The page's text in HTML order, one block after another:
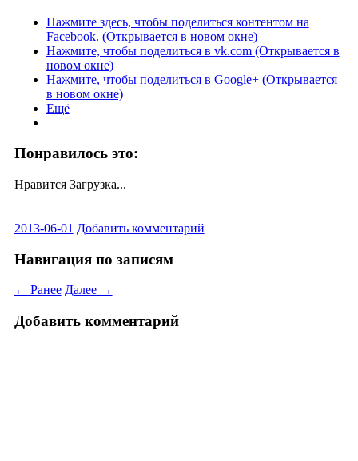
Нажмите здесь, чтобы поделиться контентом на
Facebook. (Открывается в новом окне)
Нажмите, чтобы поделиться в vk.com (Открывается в
новом окне)
Нажмите, чтобы поделиться в Google+ (Открывается
в новом окне)
Ещё
Понравилось это:
Нравится Загрузка...
2013-06-01 Добавить комментарий
Навигация по записям
← Ранее Далее →
Добавить комментарий